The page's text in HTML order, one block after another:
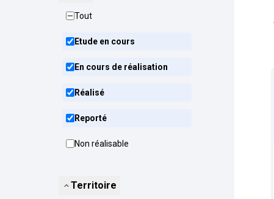
Tout
Etude en cours
En cours de réalisation
Réalisé
Reporté
Non réalisable
Territoire